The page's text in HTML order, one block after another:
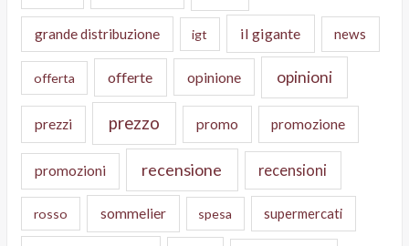
grande distribuzione igt il gigante news
offerta offerte opinione opinioni
prezzi prezzo promo promozione
promozioni recensione recensioni
rosso sommelier spesa supermercati